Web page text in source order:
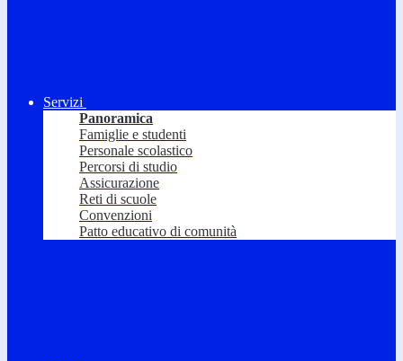
Servizi
Panoramica
Famiglie e studenti
Personale scolastico
Percorsi di studio
Assicurazione
Reti di scuole
Convenzioni
Patto educativo di comunità